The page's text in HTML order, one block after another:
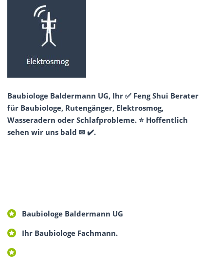
Baubiologe Baldermann UG, Ihr ✅ Feng Shui Berater
für Baubiologe, Rutengänger, Elektrosmog,
Wasseradern oder Schlafprobleme. ⭐ Hoffentlich
sehen wir uns bald ✉ ✔️.
Baubiologe Baldermann UG
Ihr Baubiologe Fachmann.